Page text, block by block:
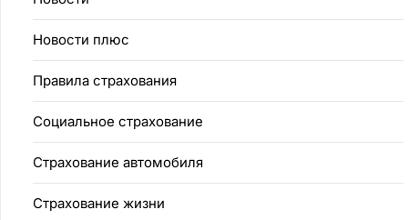
Новости плюс
Правила страхования
Социальное страхование
Страхование автомобиля
Страхование жизни